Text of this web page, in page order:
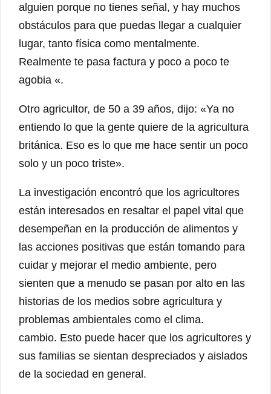
alguien porque no tienes señal, y hay muchos
obstáculos para que puedas llegar a cualquier
lugar, tanto física como mentalmente.
Realmente te pasa factura y poco a poco te
agobia «.
Otro agricultor, de 50 a 39 años, dijo: «Ya no
entiendo lo que la gente quiere de la agricultura
británica. Eso es lo que me hace sentir un poco
solo y un poco triste».
La investigación encontró que los agricultores
están interesados ​​en resaltar el papel vital que
desempeñan en la producción de alimentos y
las acciones positivas que están tomando para
cuidar y mejorar el medio ambiente, pero
sienten que a menudo se pasan por alto en las
historias de los medios sobre agricultura y
problemas ambientales como el clima.
cambio. Esto puede hacer que los agricultores y
sus familias se sientan despreciados y aislados
de la sociedad en general.